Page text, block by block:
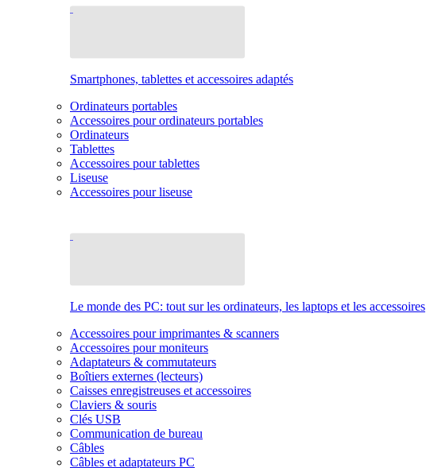
Smartphones, tablettes et accessoires adaptés
Ordinateurs portables
Accessoires pour ordinateurs portables
Ordinateurs
Tablettes
Accessoires pour tablettes
Liseuse
Accessoires pour liseuse
Le monde des PC: tout sur les ordinateurs, les laptops et les accessoires
Accessoires pour imprimantes & scanners
Accessoires pour moniteurs
Adaptateurs & commutateurs
Boîtiers externes (lecteurs)
Caisses enregistreuses et accessoires
Claviers & souris
Clés USB
Communication de bureau
Câbles
Câbles et adaptateurs PC